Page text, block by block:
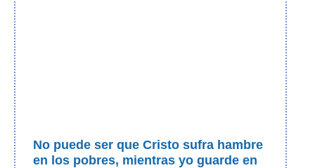
No puede ser que Cristo sufra hambre
en los pobres, mientras yo guarde en